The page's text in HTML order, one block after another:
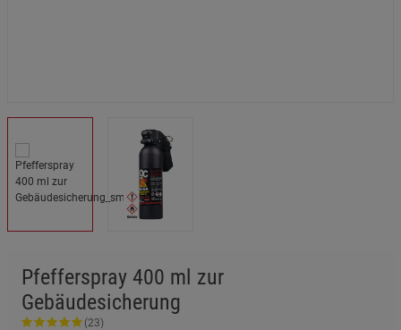
Pfefferspray 400 ml zur
Gebäudesicherung
(23)